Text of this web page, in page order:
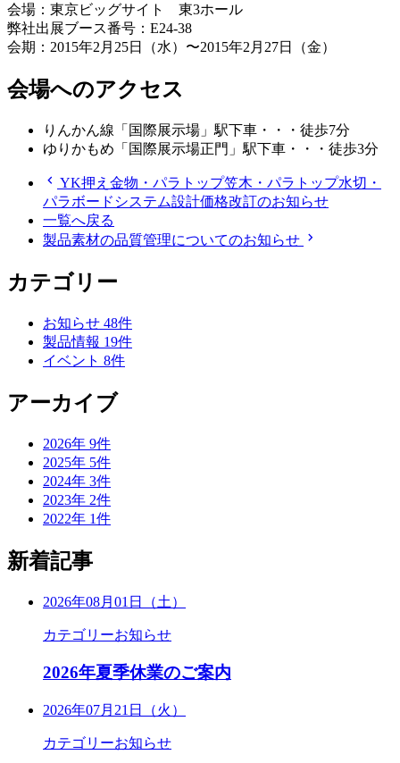
会場：東京ビッグサイト 東3ホール
弊社出展ブース番号：E24-38
会期：2015年2月25日（水）〜2015年2月27日（金）
会場へのアクセス
りんかん線「国際展示場」駅下車・・・徒歩7分
ゆりかもめ「国際展示場正門」駅下車・・・徒歩3分
chevron_left YK押え金物・パラトップ笠木・パラトップ水切・
パラボードシステム設計価格改訂のお知らせ
一覧へ戻る
製品素材の品質管理についてのお知らせ chevron_right
カテゴリー
お知らせ 48件
製品情報 19件
イベント 8件
アーカイブ
2026年 9件
2025年 5件
2024年 3件
2023年 2件
2022年 1件
新着記事
2026年08月01日（土）
カテゴリーお知らせ
2026年夏季休業のご案内
2026年07月21日（火）
カテゴリーお知らせ